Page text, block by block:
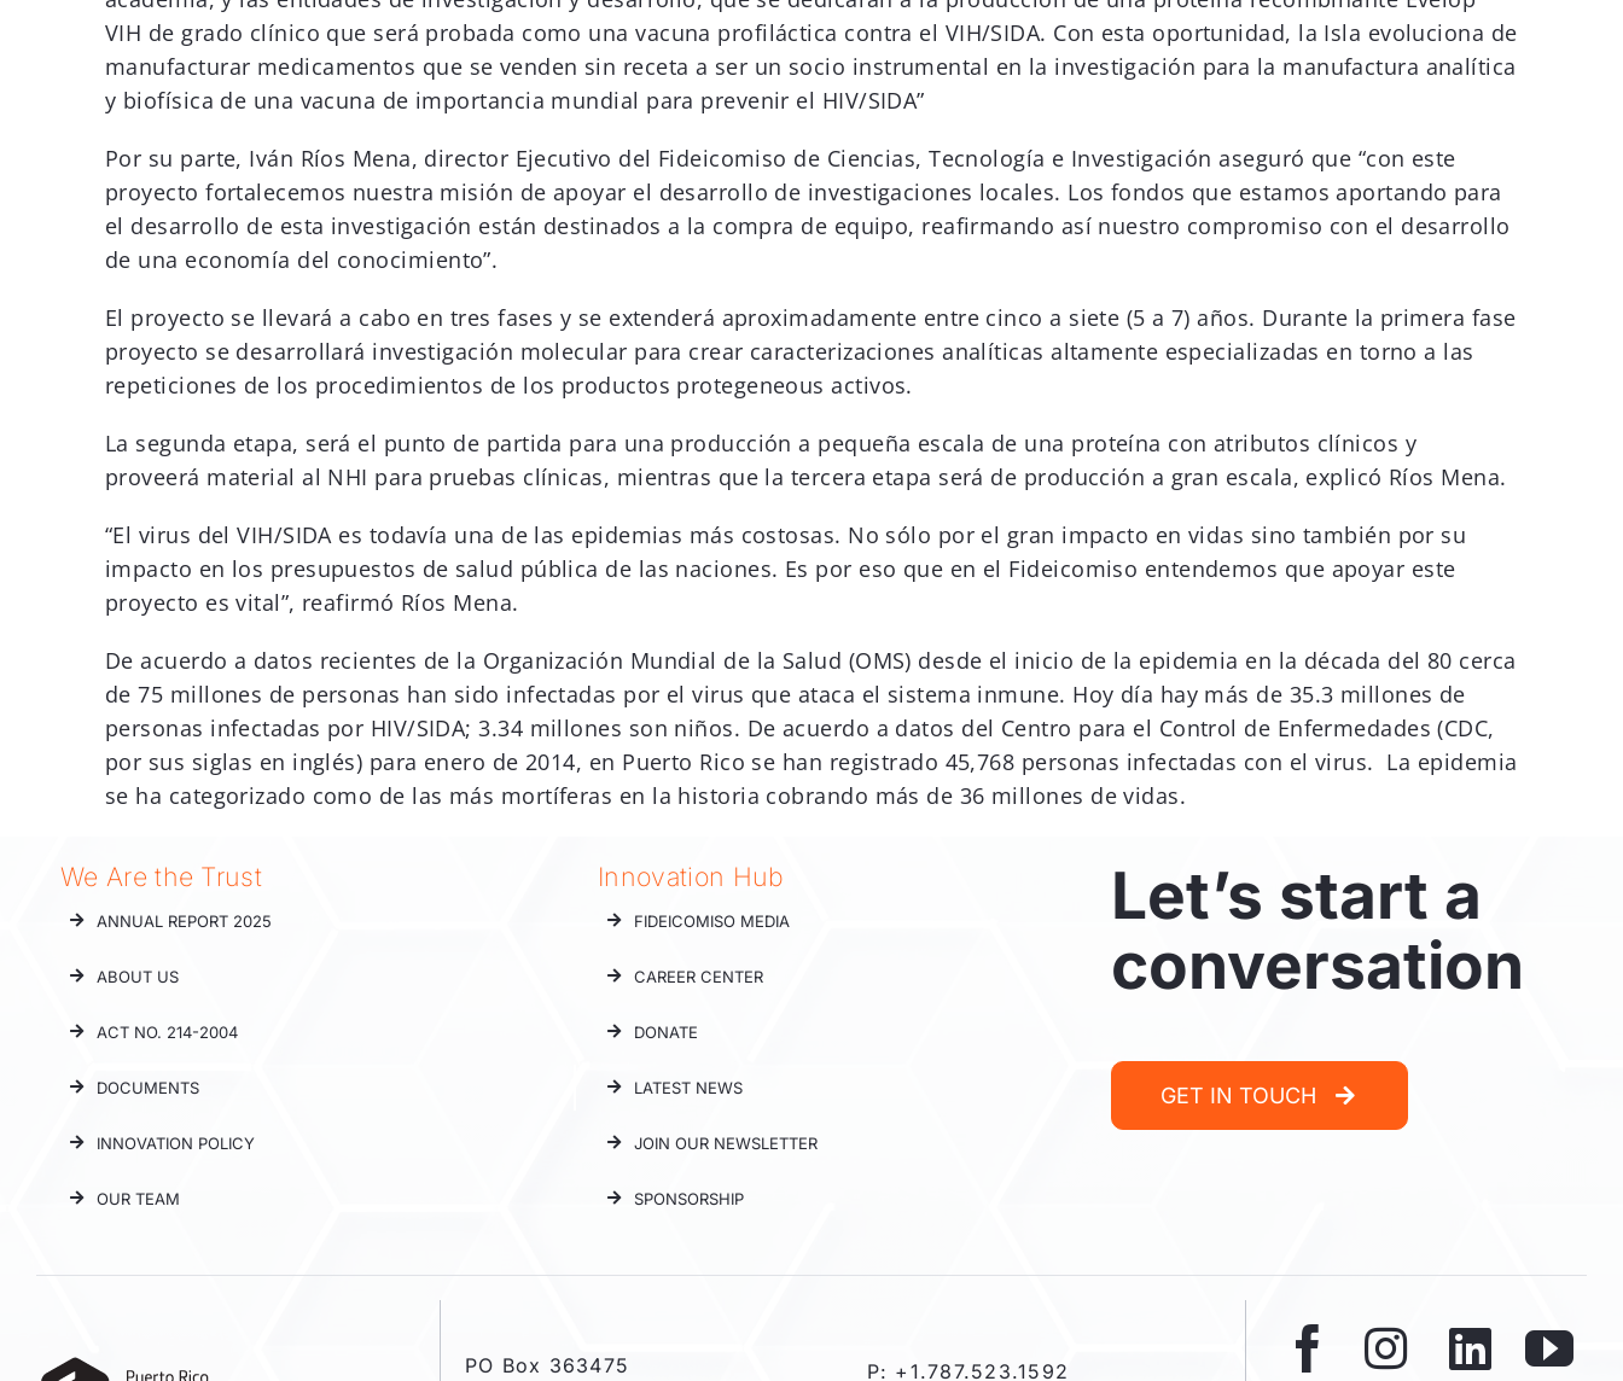
VIH de grado clínico que será probada como una vacuna profiláctica contra el VIH/SIDA. Con esta oportunidad, la Isla evoluciona de
manufacturar medicamentos que se venden sin receta a ser un socio instrumental en la investigación para la manufactura analítica
y biofísica de una vacuna de importancia mundial para prevenir el HIV/SIDA”
Por su parte, Iván Ríos Mena, director Ejecutivo del Fideicomiso de Ciencias, Tecnología e Investigación aseguró que “con este
proyecto fortalecemos nuestra misión de apoyar el desarrollo de investigaciones locales. Los fondos que estamos aportando para
el desarrollo de esta investigación están destinados a la compra de equipo, reafirmando así nuestro compromiso con el desarrollo
de una economía del conocimiento”.
El proyecto se llevará a cabo en tres fases y se extenderá aproximadamente entre cinco a siete (5 a 7) años. Durante la primera fase
proyecto se desarrollará investigación molecular para crear caracterizaciones analíticas altamente especializadas en torno a las
repeticiones de los procedimientos de los productos protegeneous activos.
La segunda etapa, será el punto de partida para una producción a pequeña escala de una proteína con atributos clínicos y
proveerá material al NHI para pruebas clínicas, mientras que la tercera etapa será de producción a gran escala, explicó Ríos Mena.
“El virus del VIH/SIDA es todavía una de las epidemias más costosas. No sólo por el gran impacto en vidas sino también por su
impacto en los presupuestos de salud pública de las naciones. Es por eso que en el Fideicomiso entendemos que apoyar este
proyecto es vital”, reafirmó Ríos Mena.
De acuerdo a datos recientes de la Organización Mundial de la Salud (OMS) desde el inicio de la epidemia en la década del 80 cerca
de 75 millones de personas han sido infectadas por el virus que ataca el sistema inmune. Hoy día hay más de 35.3 millones de
personas infectadas por HIV/SIDA; 3.34 millones son niños. De acuerdo a datos del Centro para el Control de Enfermedades (CDC,
por sus siglas en inglés) para enero de 2014, en Puerto Rico se han registrado 45,768 personas infectadas con el virus. La epidemia
se ha categorizado como de las más mortíferas en la historia cobrando más de 36 millones de vidas.
We Are the Trust
ANNUAL REPORT 2025
ABOUT US
ACT NO. 214-2004
DOCUMENTS
INNOVATION POLICY
OUR TEAM
Innovation Hub
FIDEICOMISO MEDIA
CAREER CENTER
DONATE
LATEST NEWS
JOIN OUR NEWSLETTER
SPONSORSHIP
Let’s start a
conversation
GET IN TOUCH
PO Box 363475 P: +1.787.523.1592